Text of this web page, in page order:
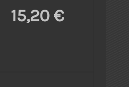
15,20 €